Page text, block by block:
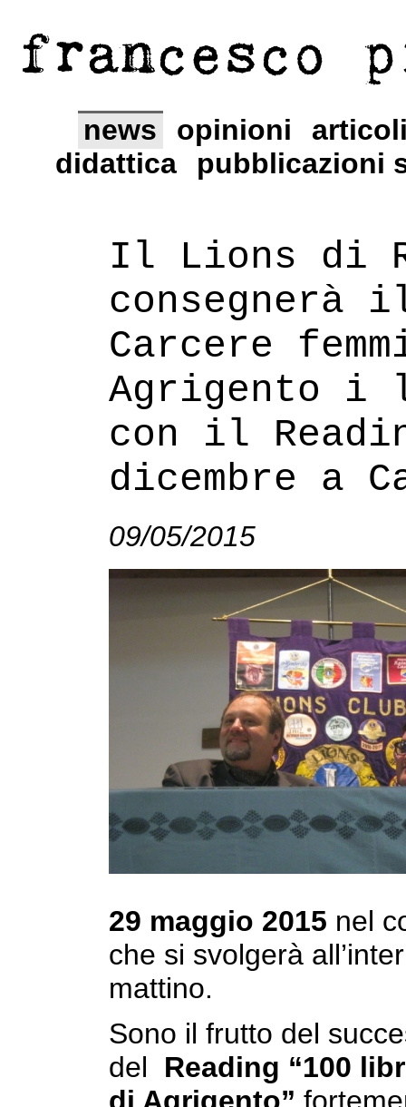
francesco
news opinioni
didattica
pubblicazioni
Il Lions di
consegnerà
Carcere
Agrigento
con il
dicembre a
09/05/2015
29 maggio 2015 nel
che si svolgerà
mattino.
Sono il frutto del
del Reading “100